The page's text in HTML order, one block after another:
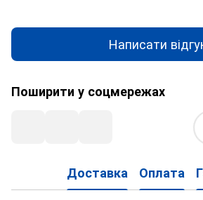
Написати
Поширити у соцмережах
Доставка Оплата